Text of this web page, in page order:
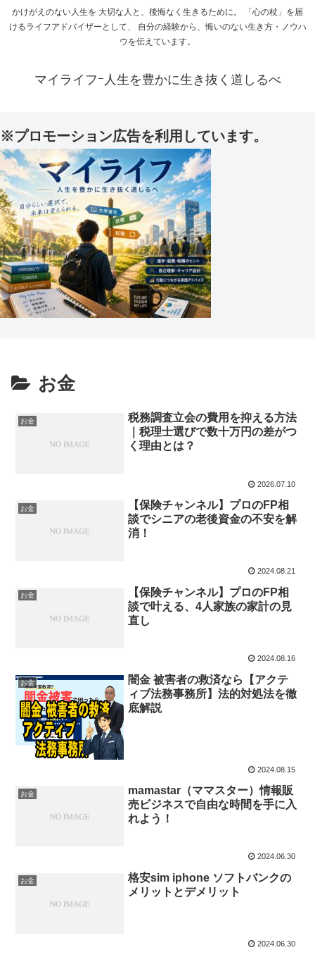
かけがえのない人生を 大切な人と、後悔なく生きるために。 「心の杖」を届
けるライフアドバイザーとして、 自分の経験から、悔いのない生き方・ノウハ
ウを伝えています。
マイライフｰ人生を豊かに生き抜く道しるべ
※プロモーション広告を利用しています。
お金
お金
税務調査立会の費用を抑える方法
｜税理士選びで数十万円の差がつ
く理由とは？
2026.07.10
お金
【保険チャンネル】プロのFP相
談でシニアの老後資金の不安を解
消！
2024.08.21
お金
【保険チャンネル】プロのFP相
談で叶える、4人家族の家計の見
直し
2024.08.16
お金
闇金 被害者の救済なら【アクテ
ィブ法務事務所】法的対処法を徹
底解説
2024.08.15
お金
mamastar（ママスター）情報販
売ビジネスで自由な時間を手に入
れよう！
2024.06.30
お金
格安sim iphone ソフトバンクの
メリットとデメリット
2024.06.30